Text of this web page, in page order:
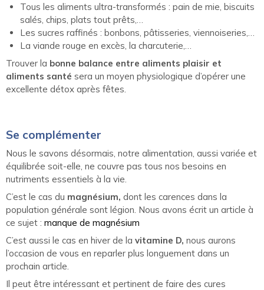
Tous les aliments ultra-transformés : pain de mie, biscuits
salés, chips, plats tout prêts,…
Les sucres raffinés : bonbons, pâtisseries, viennoiseries,…
La viande rouge en excès, la charcuterie,…
Trouver la bonne balance entre aliments plaisir et
aliments santé sera un moyen physiologique d’opérer une
excellente détox après fêtes.
Se complémenter
Nous le savons désormais, notre alimentation, aussi variée et
équilibrée soit-elle, ne couvre pas tous nos besoins en
nutriments essentiels à la vie.
C’est le cas du magnésium, dont les carences dans la
population générale sont légion. Nous avons écrit un article à
ce sujet : manque de magnésium
C’est aussi le cas en hiver de la vitamine D, nous aurons
l’occasion de vous en reparler plus longuement dans un
prochain article.
Il peut être intéressant et pertinent de faire des cures